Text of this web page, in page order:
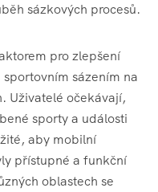
sázkových procesů.
pro zlepšení
sázením na
Uživatelé očekávají,
sporty a události
aby mobilní
přístupné a funkční
oblastech se